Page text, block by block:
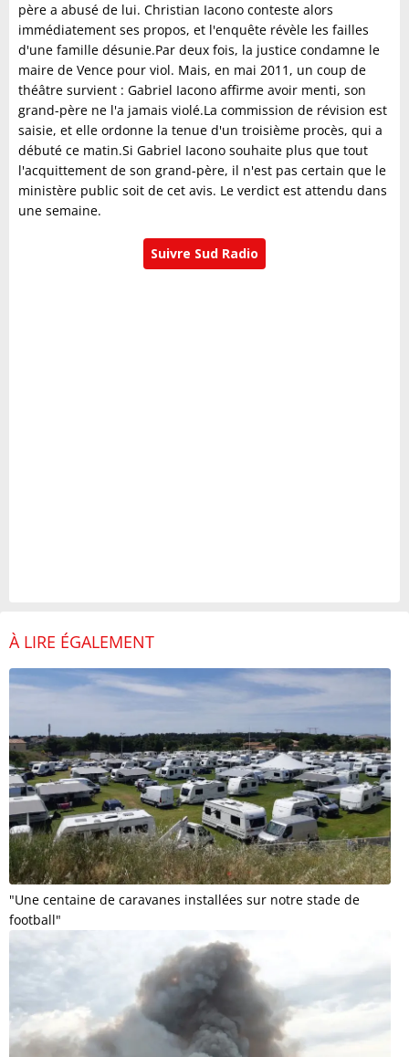
père a abusé de lui. Christian Iacono conteste alors
immédiatement ses propos, et l'enquête révèle les failles
d'une famille désunie.Par deux fois, la justice condamne le
maire de Vence pour viol. Mais, en mai 2011, un coup de
théâtre survient : Gabriel Iacono affirme avoir menti, son
grand-père ne l'a jamais violé.La commission de révision est
saisie, et elle ordonne la tenue d'un troisième procès, qui a
débuté ce matin.Si Gabriel Iacono souhaite plus que tout
l'acquittement de son grand-père, il n'est pas certain que le
ministère public soit de cet avis. Le verdict est attendu dans
une semaine.
Suivre Sud Radio
À LIRE ÉGALEMENT
"Une centaine de caravanes installées sur notre stade de
football"